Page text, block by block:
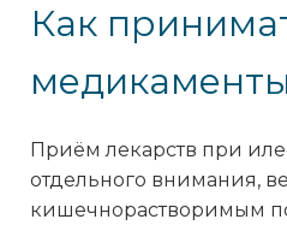
Как
Приём лекарств при
отдельного внимания,
кишечнорастворимым